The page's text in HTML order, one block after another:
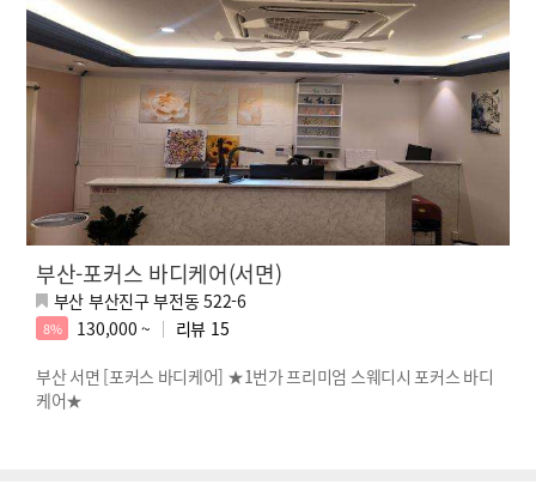
부산-포커스 바디케어(서면)
부산 부산진구 부전동 522-6
8% 130,000 ~ 리뷰 15
부산 서면 [포커스 바디케어] ★1번가 프리미엄 스웨디시 포커스 바디
케어★